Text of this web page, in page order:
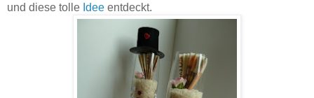
und diese tolle Idee entdeckt.